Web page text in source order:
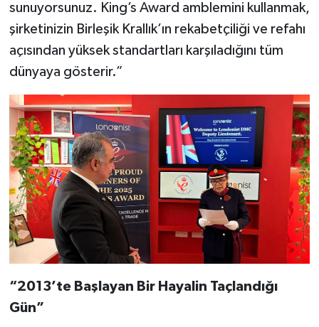
sunuyorsunuz. King’s Award amblemini kullanmak,
şirketinizin Birleşik Krallık’ın rekabetçiliği ve refahı
açısından yüksek standartları karşıladığını tüm
dünyaya gösterir.”
“2013’te Başlayan Bir Hayalin Taçlandığı
Gün”